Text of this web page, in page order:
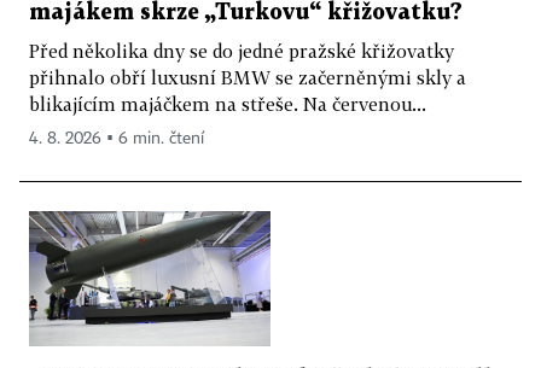
majákem skrze „Turkovu“ křižovatku?
Před několika dny se do jedné pražské křižovatky
přihnalo obří luxusní BMW se začerněnými skly a
blikajícím majáčkem na střeše. Na červenou...
4. 8. 2026 ▪ 6 min. čtení